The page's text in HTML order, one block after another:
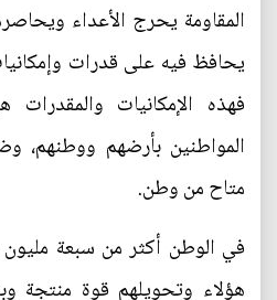
المقاومة يحرج الأعداء
يحافظ فيه على قدرات
فهذه الإمكانيات
المواطنين بأرضهم ووطنهم،
متاح من وطن.
في الوطن أكثر من سبعة
هؤلاء وتحويلهم قوة منتجة